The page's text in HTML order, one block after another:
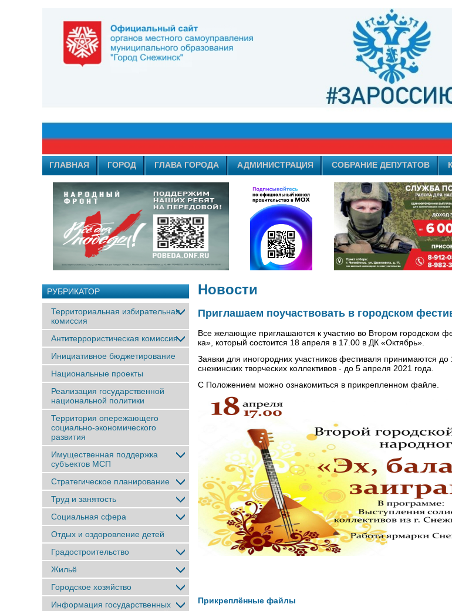
ГЛАВНАЯ ГОРОД ГЛАВА ГОРОДА АДМИНИСТРАЦИЯ СОБРАНИЕ ДЕПУТАТОВ
РУБРИКАТОР
Территориальная избирательная
комиссия
Антитеррористическая комиссия
Инициативное бюджетирование
Национальные проекты
Реализация государственной
национальной политики
Территория опережающего
социально-экономического
развития
Имущественная поддержка
субъектов МСП
Стратегическое планирование
Труд и занятость
Социальная сфера
Отдых и оздоровление детей
Градостроительство
Жильё
Городское хозяйство
Информация государственных
Новости
Приглашаем поучаствовать в городском
Все желающие приглашаются к участию во Втором городском
ка», который состоится 18 апреля в 17.00 в ДК «Октябрь».
Заявки для иногородних участников фестиваля принимаются
снежинских творческих коллективов - до 5 апреля 2021 года.
С Положением можно ознакомиться в прикрепленном файле.
Прикреплённые файлы